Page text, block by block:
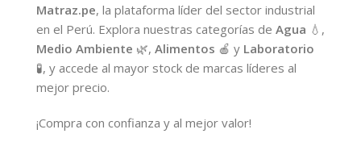
Matraz.pe, la plataforma líder del sector industrial
en el Perú. Explora nuestras categorías de Agua 💧,
Medio Ambiente 🌿, Alimentos 🍎 y Laboratorio
🧪, y accede al mayor stock de marcas líderes al
mejor precio.
¡Compra con confianza y al mejor valor!